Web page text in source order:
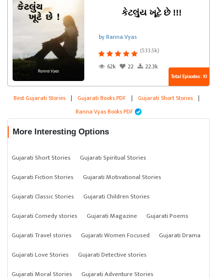
કેટલુંય ખૂટે છે !!!
by Ranna Vyas
(533.5k)
62k
22 22.3k
Total Episodes : 10
Best Gujarati Stories | Gujarati Books PDF | Gujarati Short Stories |
Ranna Vyas Books PDF
More Interesting Options
Gujarati Short Stories
Gujarati Spiritual Stories
Gujarati Fiction Stories
Gujarati Motivational Stories
Gujarati Classic Stories
Gujarati Children Stories
Gujarati Comedy stories
Gujarati Magazine
Gujarati Poems
Gujarati Travel stories
Gujarati Women Focused
Gujarati Drama
Gujarati Love Stories
Gujarati Detective stories
Gujarati Moral Stories
Gujarati Adventure Stories